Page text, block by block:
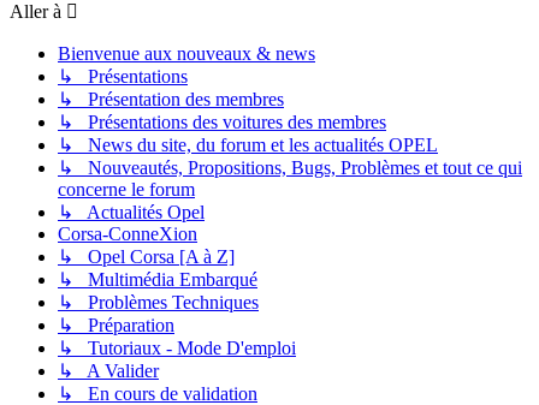
Aller à
Bienvenue aux nouveaux & news
↳ Présentations
↳ Présentation des membres
↳ Présentations des voitures des membres
↳ News du site, du forum et les actualités OPEL
↳ Nouveautés, Propositions, Bugs, Problèmes et tout ce qui
concerne le forum
↳ Actualités Opel
Corsa-ConneXion
↳ Opel Corsa [A à Z]
↳ Multimédia Embarqué
↳ Problèmes Techniques
↳ Préparation
↳ Tutoriaux - Mode D'emploi
↳ A Valider
↳ En cours de validation